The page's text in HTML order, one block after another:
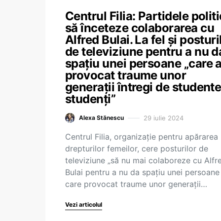
Centrul Filia: Partidele
să înceteze colaborarea cu
Alfred Bulai. La fel și
de televiziune pentru a nu
spațiu unei persoane „care a
provocat traume unor
generații întregi de
studenți”
Alexa Stănescu 29 iulie 2024
Centrul Filia, organizație pentru apărarea
drepturilor femeilor, cere posturilor de
televiziune „să nu mai colaboreze cu
Bulai pentru a nu da spațiu unei persoane
care provocat traume unor generații…
Vezi articolul